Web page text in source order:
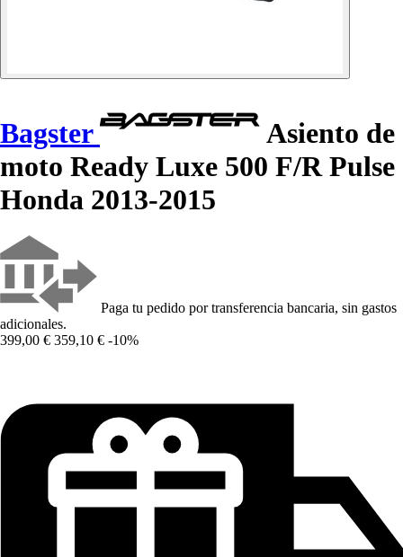
Bagster
Asiento de
moto Ready Luxe 500 F/R Pulse
Honda 2013-2015
Paga tu pedido por transferencia bancaria, sin gastos
adicionales.
399,00 € 359,10 € -10%